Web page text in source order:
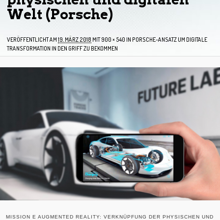
Welt (Porsche)
VERÖFFENTLICHT AM 19. MÄRZ 2018 MIT900 × 540 IN PORSCHE-ANSATZ UM DIGITALE
TRANSFORMATION IN DEN GRIFF ZU BEKOMMEN
MISSION E AUGMENTED REALITY: VERKNÜPFUNG DER PHYSISCHEN UND